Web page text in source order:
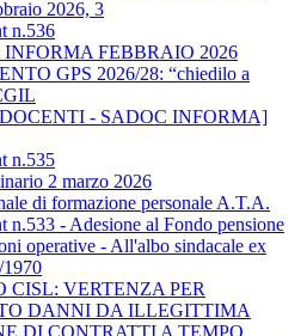
2026, 3
n.536
FEBBRAIO 2026
GPS 2026/28: “chiedilo a
- SADOC INFORMA]
n.535
2 marzo 2026
di formazione personale A.T.A.
n.533 - Adesione al Fondo pensione
operative - All'albo sindacale ex
1970
CISL: VERTENZA PER
DANNI DA ILLEGITTIMA